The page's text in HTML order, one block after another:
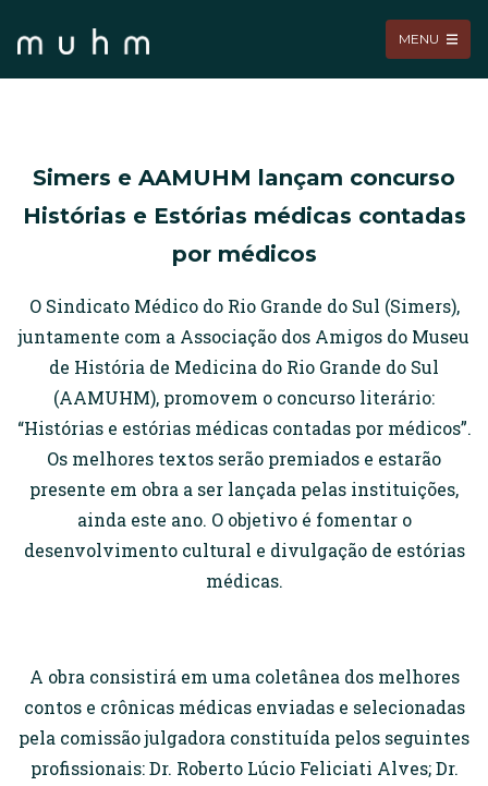
MENU
Simers e AAMUHM lançam concurso
Histórias e Estórias médicas contadas
por médicos
O Sindicato Médico do Rio Grande do Sul (Simers),
juntamente com a Associação dos Amigos do Museu
de História de Medicina do Rio Grande do Sul
(AAMUHM), promovem o concurso literário:
“Histórias e estórias médicas contadas por médicos”.
Os melhores textos serão premiados e estarão
presente em obra a ser lançada pelas instituições,
ainda este ano. O objetivo é fomentar o
desenvolvimento cultural e divulgação de estórias
médicas.
A obra consistirá em uma coletânea dos melhores
contos e crônicas médicas enviadas e selecionadas
pela comissão julgadora constituída pelos seguintes
profissionais: Dr. Roberto Lúcio Feliciati Alves; Dr.